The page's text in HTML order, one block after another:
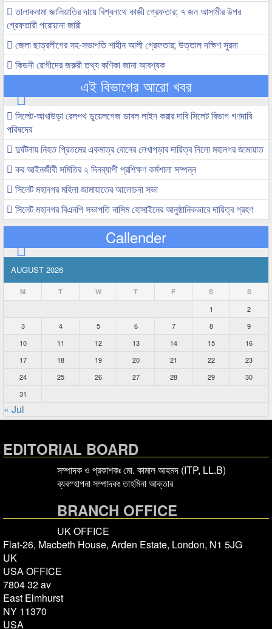
তালাকনামা জালিয়াতির দায়ে বিশ্বনাথে কাজী গ্রেফতার; ৭ জন আসামীর উপর
গ্রেফতারী পরোয়ানা জারী
জেলা ছাত্রলীগের সহ-সভাপতি শাহীন আলী গ্রেফতার; উত্তাল দক্ষিণ সুরমা
কিডনী রোগীদের জরুরী তথ্য কণিকা জানা আবশ্যক
এই বিভাগের আরো খবর
সিলেট-আখাউড়া রেলপথ ডুয়েলগেজ ডাবল লাইন করার দাবি সিলেট বিভাগ গণদাবি
পরিষদের
দুর্ঘটনায় নিহত প্রিতমের একমাত্র বোনের লেখাপড়ার দায়িত্ব নিলো মহানগর জামায়াত
কর আইনজীবী সমিতির ২ দিনব্যাপী প্রশিক্ষণ কর্মশালা সম্পন্ন
সিলেট মহানগর মহিলা জামায়াতের আলোচনা সভা
সিলেট মহানগর বিএনপি সভাপতি নাসিম হোসাইনের আনুষ্ঠানিকভাবে দায়িত্ব গ্রহণ
Callender
AUGUST 2026
M T W T F S S
1
2
3
4 5 6 7 8
9
10
11 12 13 14 15
16
17
18 19 20 21 22
23
24
25 26 27 28 29
30
31
« Jul
EDITORIAL BOARD
সম্পাদক ও প্রকাশকঃ মো. কামাল আহমদ (ITP, LL.B)
ব্যবস্হাপনা সম্পাদকঃ তাহমিনা আক্তার
BRANCH OFFICE
UK OFFICE
Flat-26, Macbeth House, Arden Estate, London, N1 5JG
UK
USA OFFICE
7804 32 av
East Elmhurst
NY 11370
USA